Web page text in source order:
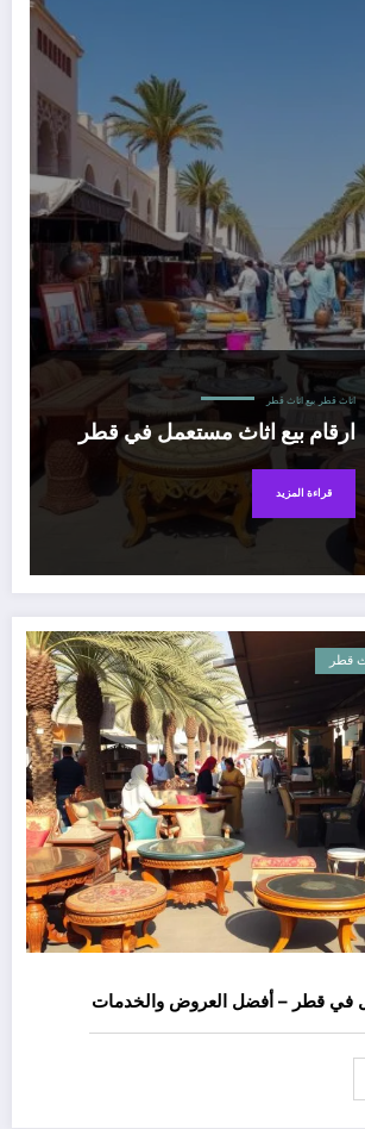
اثاث قطر بيع اثاث قطر
ارقام بيع اثاث مستعمل في قطر
قراءة المزيد
قطر
في قطر – أفضل العروض والخدمات